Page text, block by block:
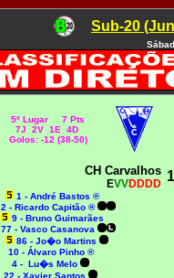
Sub-20
5º Lugar 7 Pts
7J 2V 1E 4D
Golos: -12 (38-50)
CH Carvalhos
EVVDDDD
1 - André Bastos ®
2 - Ricardo Capitão ®
9 - Bruno Guimarães
77 - Vasco Casanova
86 - Jo�o Martins
10 - Álvaro Pinho ®
4 - Lu�s Melo
22 - Xavier Santos